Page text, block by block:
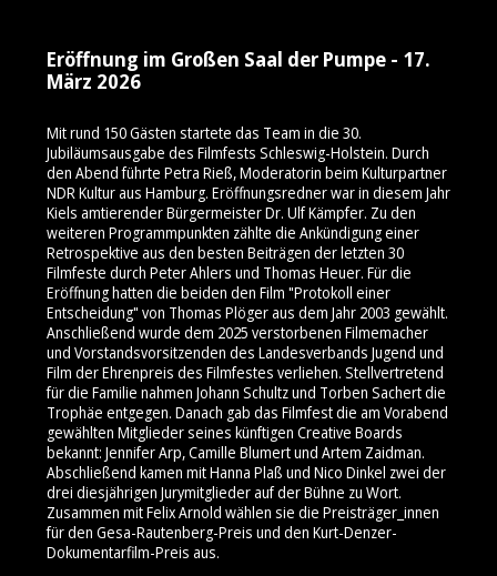
Eröffnung im Großen Saal der Pumpe - 17.
März 2026
Mit rund 150 Gästen startete das Team in die 30.
Jubiläumsausgabe des Filmfests Schleswig-Holstein. Durch
den Abend führte Petra Rieß, Moderatorin beim Kulturpartner
NDR Kultur aus Hamburg. Eröffnungsredner war in diesem Jahr
Kiels amtierender Bürgermeister Dr. Ulf Kämpfer. Zu den
weiteren Programmpunkten zählte die Ankündigung einer
Retrospektive aus den besten Beiträgen der letzten 30
Filmfeste durch Peter Ahlers und Thomas Heuer. Für die
Eröffnung hatten die beiden den Film "Protokoll einer
Entscheidung" von Thomas Plöger aus dem Jahr 2003 gewählt.
Anschließend wurde dem 2025 verstorbenen Filmemacher
und Vorstandsvorsitzenden des Landesverbands Jugend und
Film der Ehrenpreis des Filmfestes verliehen. Stellvertretend
für die Familie nahmen Johann Schultz und Torben Sachert die
Trophäe entgegen. Danach gab das Filmfest die am Vorabend
gewählten Mitglieder seines künftigen Creative Boards
bekannt: Jennifer Arp, Camille Blumert und Artem Zaidman.
Abschließend kamen mit Hanna Plaß und Nico Dinkel zwei der
drei diesjährigen Jurymitglieder auf der Bühne zu Wort.
Zusammen mit Felix Arnold wählen sie die Preisträger_innen
für den Gesa-Rautenberg-Preis und den Kurt-Denzer-
Dokumentarfilm-Preis aus.